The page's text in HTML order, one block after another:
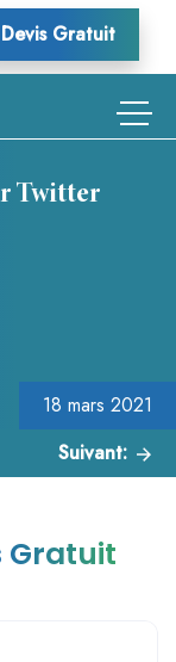
Devis Gratuit
Twitter
18 mars 2021
Suivant:
Gratuit